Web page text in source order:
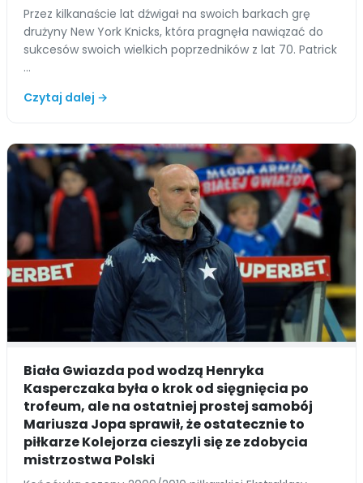
Przez kilkanaście lat dźwigał na swoich barkach grę
drużyny New York Knicks, która pragnęła nawiązać do
sukcesów swoich wielkich poprzedników z lat 70. Patrick
…
Czytaj dalej →
Biała Gwiazda pod wodzą Henryka
Kasperczaka była o krok od sięgnięcia po
trofeum, ale na ostatniej prostej samobój
Mariusza Jopa sprawił, że ostatecznie to
piłkarze Kolejorza cieszyli się ze zdobycia
mistrzostwa Polski